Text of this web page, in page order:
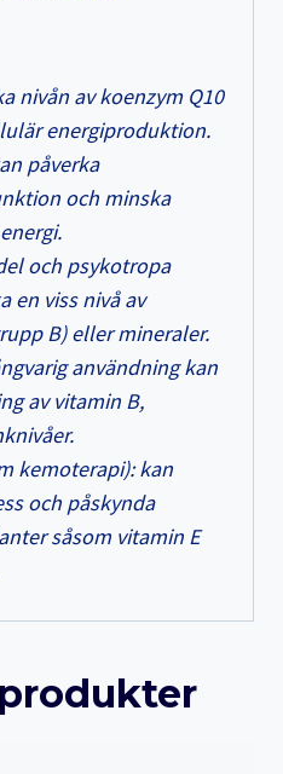
nivån av koenzym Q10
energiproduktion.
påverka
och minska
och psykotropa
en viss nivå av
B) eller mineraler.
användning kan
av vitamin B,
kemoterapi): kan
och påskynda
såsom vitamin E